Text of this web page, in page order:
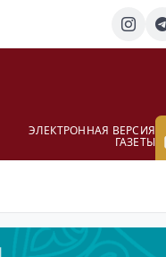
ЭЛЕКТРОННАЯ ВЕРСИЯ
ГАЗЕТЫ